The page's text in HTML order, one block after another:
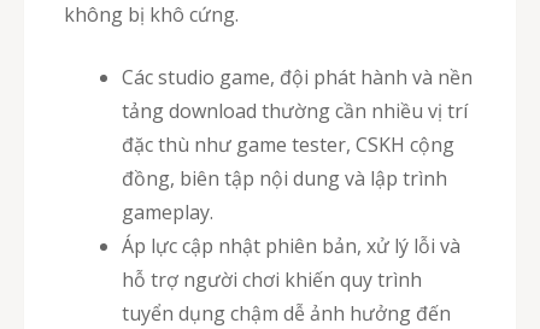
không bị khô cứng.
Các studio game, đội phát hành và nền
tảng download thường cần nhiều vị trí
đặc thù như game tester, CSKH cộng
đồng, biên tập nội dung và lập trình
gameplay.
Áp lực cập nhật phiên bản, xử lý lỗi và
hỗ trợ người chơi khiến quy trình
tuyển dụng chậm dễ ảnh hưởng đến